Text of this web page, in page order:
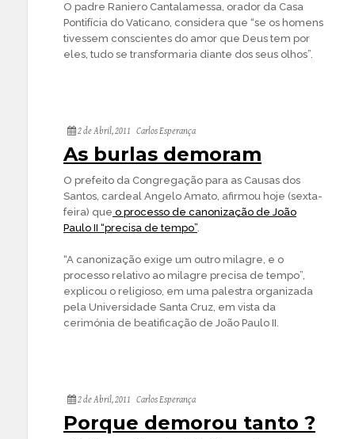
O padre Raniero Cantalamessa, orador da Casa
Pontifícia do Vaticano, considera que “se os homens
tivessem conscientes do amor que Deus tem por
eles, tudo se transformaria diante dos seus olhos”.
2 de Abril, 2011 Carlos Esperança
As burlas demoram
O prefeito da Congregação para as Causas dos
Santos, cardeal Angelo Amato, afirmou hoje (sexta-
feira) que o processo de canonização de João
Paulo II “precisa de tempo”.
“A canonização exige um outro milagre, e o
processo relativo ao milagre precisa de tempo”,
explicou o religioso, em uma palestra organizada
pela Universidade Santa Cruz, em vista da
cerimónia de beatificação de João Paulo II.
2 de Abril, 2011 Carlos Esperança
Porque demorou tanto ?